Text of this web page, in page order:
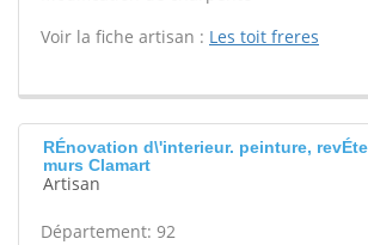
Voir la fiche artisan : Les toit freres
RÉnovation d\'interieur. peinture,
murs Clamart
Artisan
Département: 92